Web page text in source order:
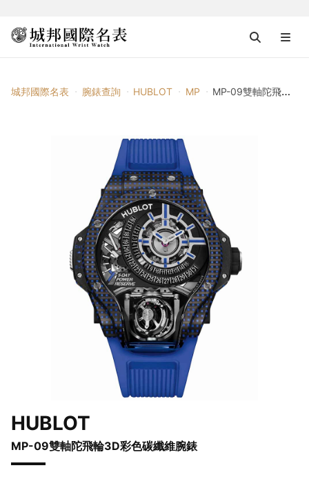
城邦國際名表 腕錶查詢 HUBLOT MP MP-09雙軸陀飛輪3D彩色碳纖維腕錶
HUBLOT
MP-09雙軸陀飛輪3D彩色碳纖維腕錶